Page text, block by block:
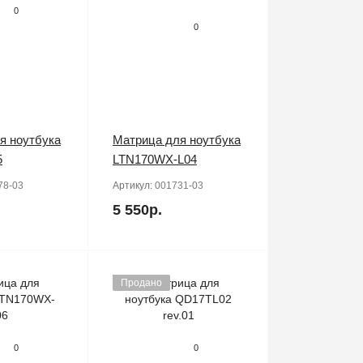
0
ноутбука
03
0
Матрица для ноутбука
LTN170WX-L04
Артикул: 001731-03
5 550р.
0
Продано
0